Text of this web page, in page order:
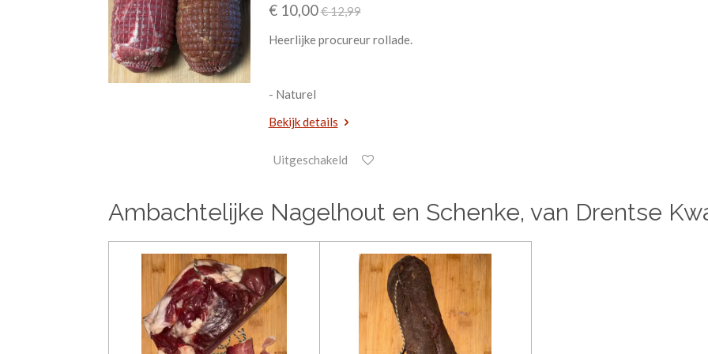
€ 10,00€ 12,99
Heerlijke procureur rollade.
- Naturel
Bekijk details
Uitgeschakeld
Ambachtelijke Nagelhout en Schenke, van Drentse